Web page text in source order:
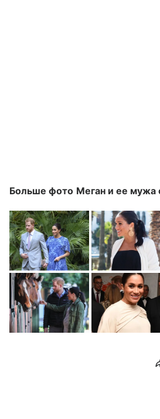
Больше фото Меган и ее мужа